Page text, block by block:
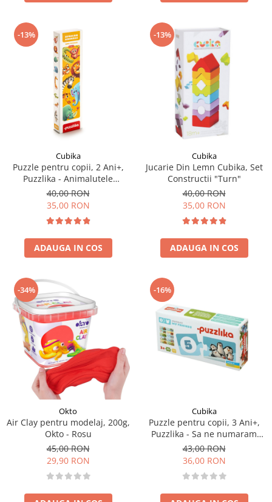
-13%
Cubika
Puzzle pentru copii, 2 Ani+,
Puzzlika - Animalutele
Africane
40,00 RON
35,00 RON
ADAUGA IN COS
-13%
Cubika
Jucarie Din Lemn Cubika, Set
Constructii "Turn"
40,00 RON
35,00 RON
ADAUGA IN COS
-34%
Okto
Air Clay pentru modelaj, 200g,
Okto - Rosu
45,00 RON
29,90 RON
-16%
Cubika
Puzzle pentru copii, 3 Ani+,
Puzzlika - Sa ne numaram
prietenii
43,00 RON
36,00 RON